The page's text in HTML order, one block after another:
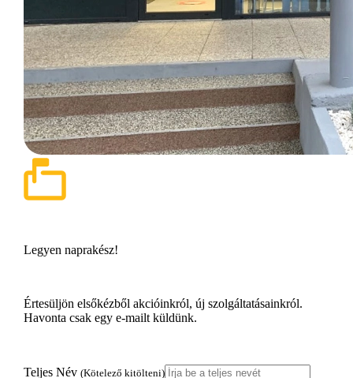
Legyen naprakész!
Értesüljön elsőkézből akcióinkról, új szolgáltatásainkról.
Havonta csak egy e-mailt küldünk.
Teljes Név (Kötelező kitölteni)